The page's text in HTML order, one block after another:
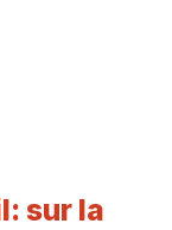
sur la